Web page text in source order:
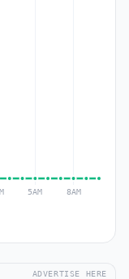
ADVERTISE HERE